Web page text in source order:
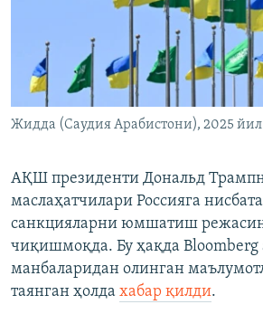
Жидда (Саудия Арабистони), 2025 йил
АҚШ президенти Дональд
маслаҳатчилари Россияга
санкцияларни юмшатиш
чиқишмоқда. Бу ҳақда Bloomberg
манбаларидан олинган
таянган ҳолда хабар қилди.